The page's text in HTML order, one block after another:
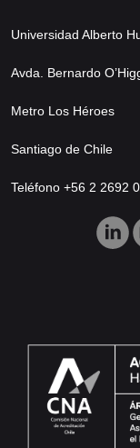
Universidad Alberto
Avda. Bernardo
Metro Los Héroes
Santiago de Chile
Teléfono +56 2 2692